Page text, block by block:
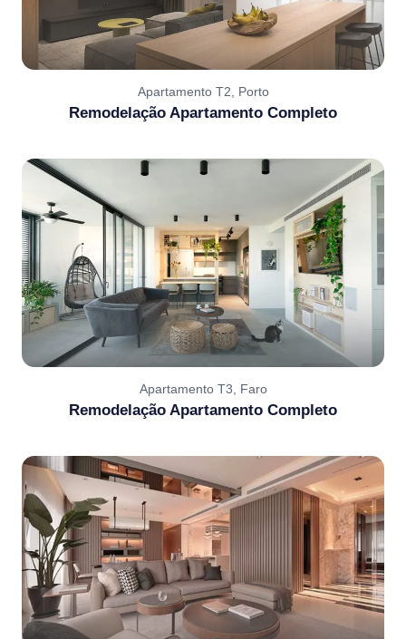
Apartamento T2, Porto
Remodelação Apartamento Completo
Apartamento T3, Faro
Remodelação Apartamento Completo